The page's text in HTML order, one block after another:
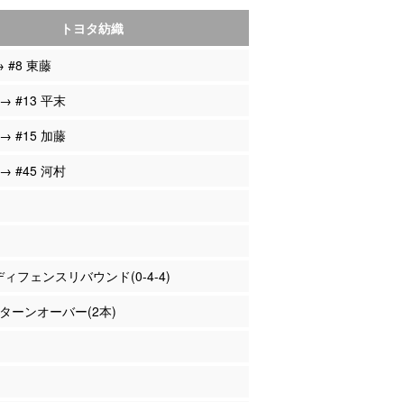
トヨタ紡織
#8 東藤
#13 平末
#15 加藤
#45 河村
ィフェンスリバウンド(0-4-4)
ーンオーバー(2本)